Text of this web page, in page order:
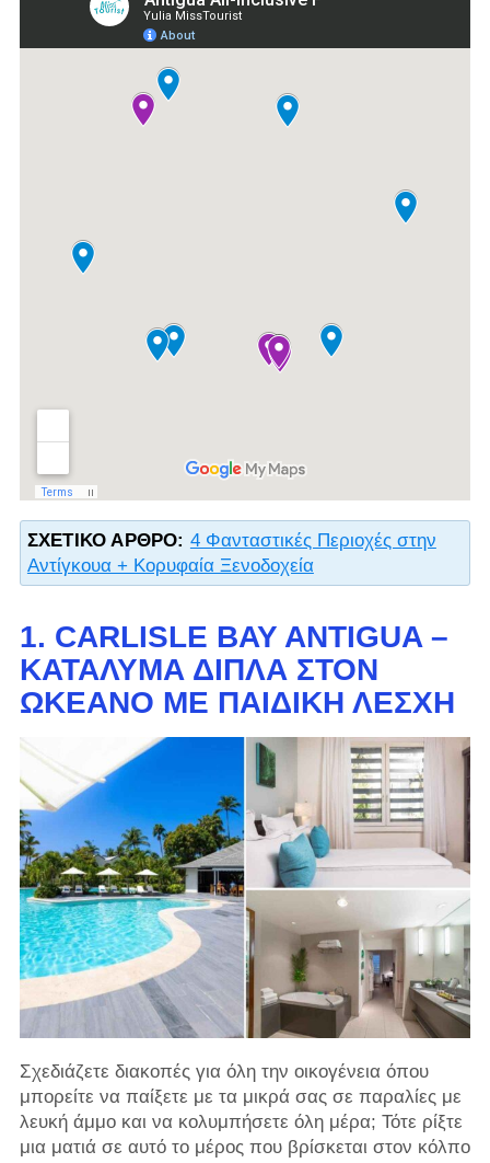
ΣΧΕΤΙΚΌ ΆΡΘΡΟ: 4 Φανταστικές Περιοχές στην
Αντίγκουα + Κορυφαία Ξενοδοχεία
1. CARLISLE BAY ANTIGUA –
ΚΑΤΆΛΥΜΑ ΔΊΠΛΑ ΣΤΟΝ
ΩΚΕΑΝΌ ΜΕ ΠΑΙΔΙΚΉ ΛΈΣΧΗ
Σχεδιάζετε διακοπές για όλη την οικογένεια όπου
μπορείτε να παίξετε με τα μικρά σας σε παραλίες με
λευκή άμμο και να κολυμπήσετε όλη μέρα; Τότε ρίξτε
μια ματιά σε αυτό το μέρος που βρίσκεται στον κόλπο